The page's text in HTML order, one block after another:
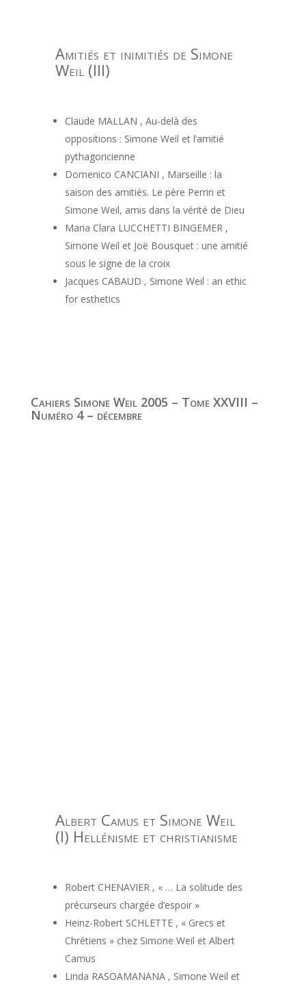
Amitiés et inimitiés de Simone
Weil (III)
Claude MALLAN , Au-delà des
oppositions : Simone Weil et l’amitié
pythagoricienne
Domenico CANCIANI , Marseille : la
saison des amitiés. Le père Perrin et
Simone Weil, amis dans la vérité de Dieu
Maria Clara LUCCHETTI BINGEMER ,
Simone Weil et Joë Bousquet : une amitié
sous le signe de la croix
Jacques CABAUD , Simone Weil : an ethic
for esthetics
Cahiers Simone Weil 2005 – Tome XXVIII –
Numéro 4 – décembre
Albert Camus et Simone Weil
(I) Hellénisme et christianisme
Robert CHENAVIER , « … La solitude des
précurseurs chargée d’espoir »
Heinz-Robert SCHLETTE , « Grecs et
Chrétiens » chez Simone Weil et Albert
Camus
Linda RASOAMANANA , Simone Weil et